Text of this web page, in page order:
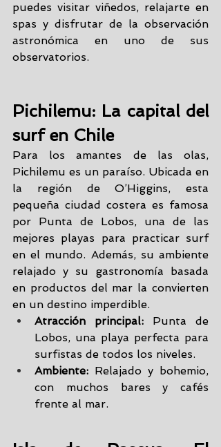
puedes visitar viñedos, relajarte en
spas y disfrutar de la observación
astronómica en uno de sus
observatorios.
Pichilemu: La capital del
surf en Chile
Para los amantes de las olas,
Pichilemu es un paraíso. Ubicada en
la región de O’Higgins, esta
pequeña ciudad costera es famosa
por Punta de Lobos, una de las
mejores playas para practicar surf
en el mundo. Además, su ambiente
relajado y su gastronomía basada
en productos del mar la convierten
en un destino imperdible.
Atracción principal: Punta de
Lobos, una playa perfecta para
surfistas de todos los niveles.
Ambiente: Relajado y bohemio,
con muchos bares y cafés
frente al mar.